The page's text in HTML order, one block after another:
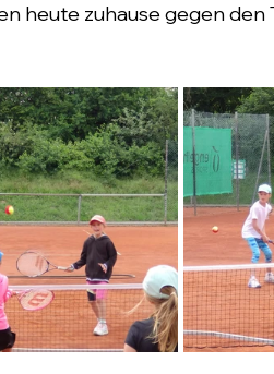
heute zuhause gegen den